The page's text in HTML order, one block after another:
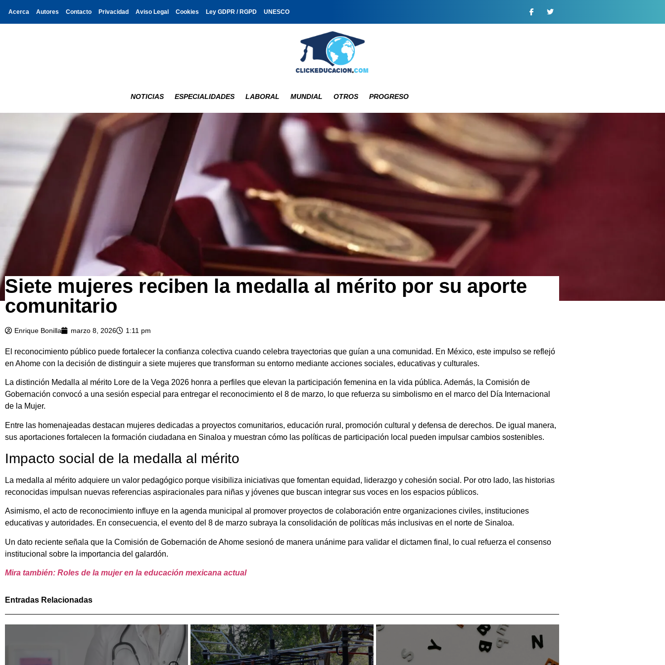
Acerca Autores Contacto Privacidad Aviso Legal Cookies Ley GDPR / RGPD UNESCO
NOTICIAS ESPECIALIDADES LABORAL MUNDIAL OTROS PROGRESO
Siete mujeres reciben la medalla al mérito por su aporte
comunitario
Enrique Bonilla marzo 8, 2026 1:11 pm
El reconocimiento público puede fortalecer la confianza colectiva cuando celebra trayectorias que guían a una comunidad. En México, este impulso se reflejó
en Ahome con la decisión de distinguir a siete mujeres que transforman su entorno mediante acciones sociales, educativas y culturales.
La distinción Medalla al mérito Lore de la Vega 2026 honra a perfiles que elevan la participación femenina en la vida pública. Además, la Comisión de
Gobernación convocó a una sesión especial para entregar el reconocimiento el 8 de marzo, lo que refuerza su simbolismo en el marco del Día Internacional
de la Mujer.
Entre las homenajeadas destacan mujeres dedicadas a proyectos comunitarios, educación rural, promoción cultural y defensa de derechos. De igual manera,
sus aportaciones fortalecen la formación ciudadana en Sinaloa y muestran cómo las políticas de participación local pueden impulsar cambios sostenibles.
Impacto social de la medalla al mérito
La medalla al mérito adquiere un valor pedagógico porque visibiliza iniciativas que fomentan equidad, liderazgo y cohesión social. Por otro lado, las historias
reconocidas impulsan nuevas referencias aspiracionales para niñas y jóvenes que buscan integrar sus voces en los espacios públicos.
Asimismo, el acto de reconocimiento influye en la agenda municipal al promover proyectos de colaboración entre organizaciones civiles, instituciones
educativas y autoridades. En consecuencia, el evento del 8 de marzo subraya la consolidación de políticas más inclusivas en el norte de Sinaloa.
Un dato reciente señala que la Comisión de Gobernación de Ahome sesionó de manera unánime para validar el dictamen final, lo cual refuerza el consenso
institucional sobre la importancia del galardón.
Mira también: Roles de la mujer en la educación mexicana actual
Entradas Relacionadas